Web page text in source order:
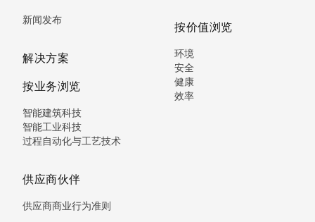
新闻发布
解决方案
按业务浏览
智能建筑科技
智能工业科技
过程自动化与工艺技术
供应商伙伴
供应商商业行为准则
按价值浏览
环境
安全
健康
效率